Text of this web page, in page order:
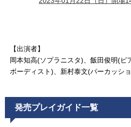
【出演者】
岡本知高(ソプラニスタ)、飯田俊明(ピ
ボーディスト)、新村泰文(パーカッシ
発売プレイガイド一覧